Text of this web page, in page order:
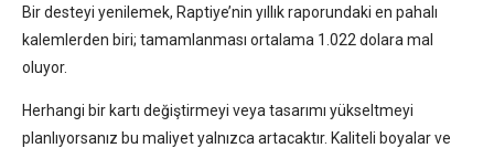
Bir desteyi yenilemek, Raptiye’nin yıllık raporundaki en pahalı
kalemlerden biri; tamamlanması ortalama 1.022 dolara mal
oluyor.
Herhangi bir kartı değiştirmeyi veya tasarımı yükseltmeyi
planlıyorsanız bu maliyet yalnızca artacaktır. Kaliteli boyalar ve